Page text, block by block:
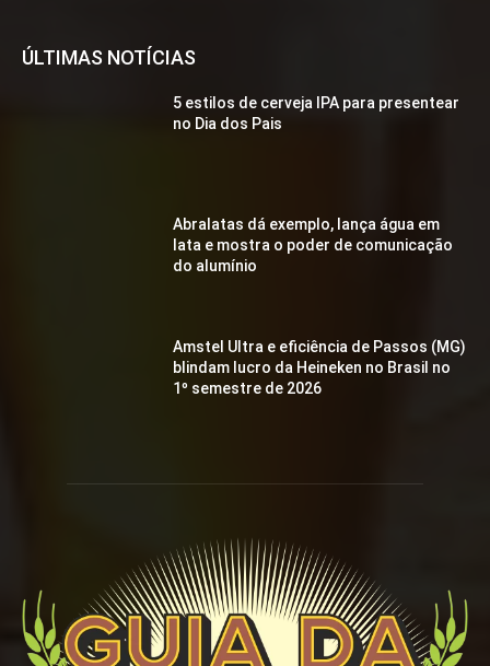
ÚLTIMAS NOTÍCIAS
5 estilos de cerveja IPA para presentear
no Dia dos Pais
Abralatas dá exemplo, lança água em
lata e mostra o poder de comunicação
do alumínio
Amstel Ultra e eficiência de Passos (MG)
blindam lucro da Heineken no Brasil no
1º semestre de 2026